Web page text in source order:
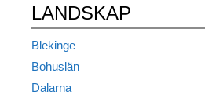
LANDSKAP
Blekinge
Bohuslän
Dalarna